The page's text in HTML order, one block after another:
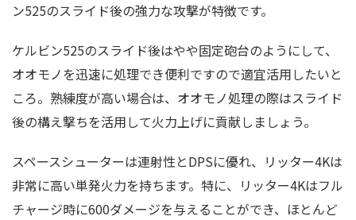
ン525のスライド後の強力な攻撃が特徴です。
ケルビン525のスライド後はやや固定砲台のようにして、
オオモノを迅速に処理でき便利ですので適宜活用したいと
ころ。熟練度が高い場合は、オオモノ処理の際はスライド
後の構え撃ちを活用して火力上げに貢献しましょう。
スペースシューターは連射性とDPSに優れ、リッター4Kは
非常に高い単発火力を持ちます。特に、リッター4Kはフル
チャージ時に600ダメージを与えることができ、ほとんど